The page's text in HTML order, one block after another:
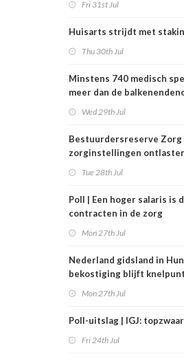
Fri 31st Jul
Huisarts strijdt met
Thu 30th Jul
Minstens 740 medisch
meer dan de
Wed 29th Jul
Bestuurdersreserve Zorg
zorginstellingen
Tue 28th Jul
Poll | Een hoger salaris
contracten in de zorg
Mon 27th Jul
Nederland gidsland in
bekostiging blijft knelpunt
Mon 27th Jul
Poll-uitslag | IGJ:
Fri 24th Jul